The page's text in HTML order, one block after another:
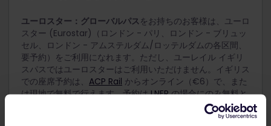
ユーロスター： グローバルパスをお持ちのお客様は、ユーロ
スター (Eurostar)（ロンドン - パリ、ロンドン - ブリュッ
セル、ロンドン - アムステルダム/ロッテルダムの各区間、
要予約）をご利用になれます。ただし、ユーレイル イギリ
スパスではユーロスターはご利用いただけません。イギリス
での座席予約は、 ACP Rail からオンライン（€6）で、また
は現地で無料で行えます。予約はLNERの場合にのみ無料と